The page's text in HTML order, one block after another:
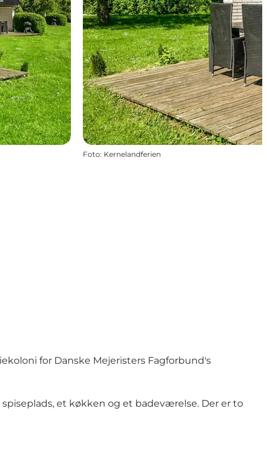
Foto: Kernelandferien
for Danske Mejeristers Fagforbund's
et køkken og et badeværelse. Der er to